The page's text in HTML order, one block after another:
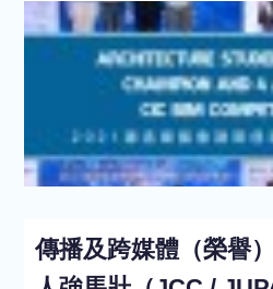
傳播及跨媒體（榮譽